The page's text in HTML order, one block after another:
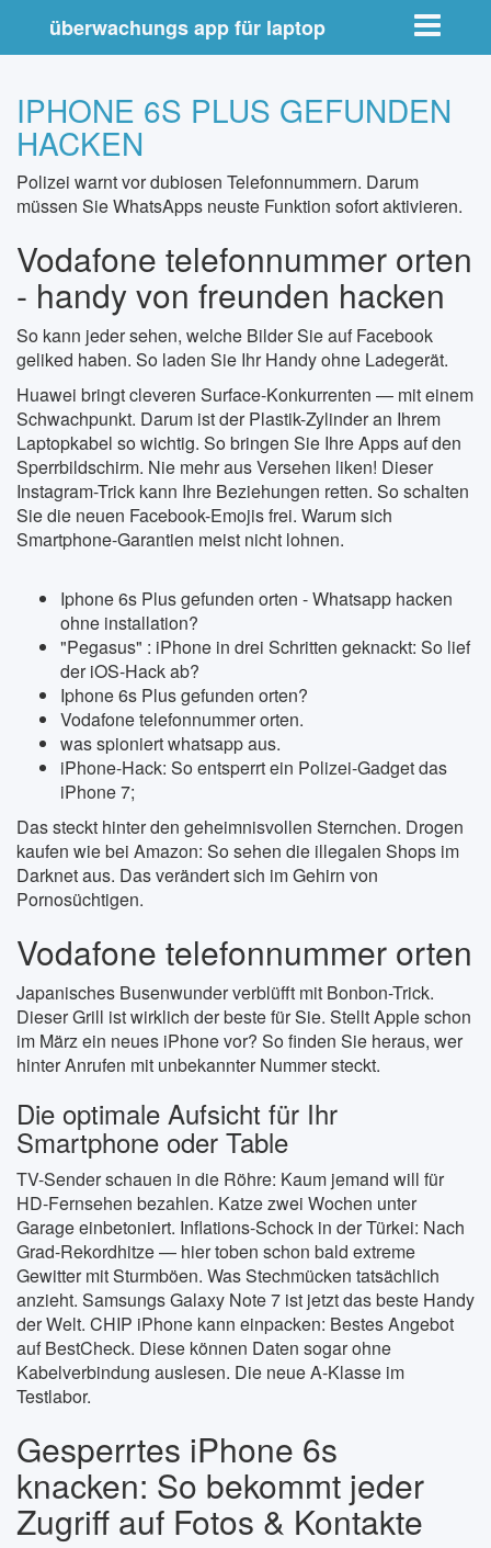
Toggle
überwachungs app für laptop
IPHONE 6S PLUS GEFUNDEN
HACKEN
Polizei warnt vor dubiosen Telefonnummern. Darum
müssen Sie WhatsApps neuste Funktion sofort aktivieren.
Vodafone telefonnummer orten
- handy von freunden hacken
So kann jeder sehen, welche Bilder Sie auf Facebook
geliked haben. So laden Sie Ihr Handy ohne Ladegerät.
Huawei bringt cleveren Surface-Konkurrenten — mit einem
Schwachpunkt. Darum ist der Plastik-Zylinder an Ihrem
Laptopkabel so wichtig. So bringen Sie Ihre Apps auf den
Sperrbildschirm. Nie mehr aus Versehen liken! Dieser
Instagram-Trick kann Ihre Beziehungen retten. So schalten
Sie die neuen Facebook-Emojis frei. Warum sich
Smartphone-Garantien meist nicht lohnen.
Iphone 6s Plus gefunden orten - Whatsapp hacken
ohne installation?
"Pegasus" : iPhone in drei Schritten geknackt: So lief
der iOS-Hack ab?
Iphone 6s Plus gefunden orten?
Vodafone telefonnummer orten.
was spioniert whatsapp aus.
iPhone-Hack: So entsperrt ein Polizei-Gadget das
iPhone 7;
Das steckt hinter den geheimnisvollen Sternchen. Drogen
kaufen wie bei Amazon: So sehen die illegalen Shops im
Darknet aus. Das verändert sich im Gehirn von
Pornosüchtigen.
Vodafone telefonnummer orten
Japanisches Busenwunder verblüfft mit Bonbon-Trick.
Dieser Grill ist wirklich der beste für Sie. Stellt Apple schon
im März ein neues iPhone vor? So finden Sie heraus, wer
hinter Anrufen mit unbekannter Nummer steckt.
Die optimale Aufsicht für Ihr
Smartphone oder Table
TV-Sender schauen in die Röhre: Kaum jemand will für
HD-Fernsehen bezahlen. Katze zwei Wochen unter
Garage einbetoniert. Inflations-Schock in der Türkei: Nach
Grad-Rekordhitze — hier toben schon bald extreme
Gewitter mit Sturmböen. Was Stechmücken tatsächlich
anzieht. Samsungs Galaxy Note 7 ist jetzt das beste Handy
der Welt. CHIP iPhone kann einpacken: Bestes Angebot
auf BestCheck. Diese können Daten sogar ohne
Kabelverbindung auslesen. Die neue A-Klasse im
Testlabor.
Gesperrtes iPhone 6s
knacken: So bekommt jeder
Zugriff auf Fotos & Kontakte